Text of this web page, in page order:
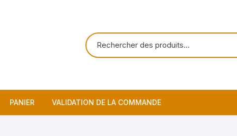
PANIER VALIDATION DE LA COMMANDE